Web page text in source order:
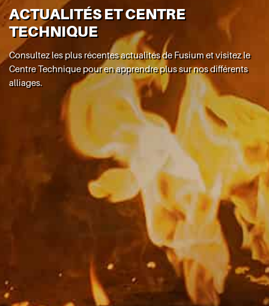
ACTUALITÉS ET CENTRE
TECHNIQUE
Consultez les plus récentes actualités de Fusium et visitez le
Centre Technique pour en apprendre plus sur nos différents
alliages.